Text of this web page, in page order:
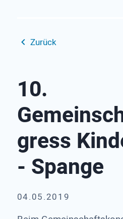
Zurück
10.
gress
- Spange
04.05.2019